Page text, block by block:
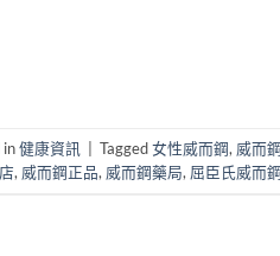
in健康資訊 Tagged女性威而鋼, 威而
, 威而鋼正品, 威而鋼藥局, 屈臣氏威而鋼